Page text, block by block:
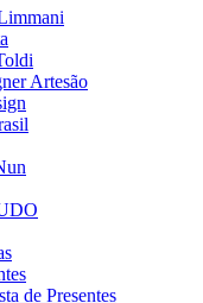
Artesão
de Presentes